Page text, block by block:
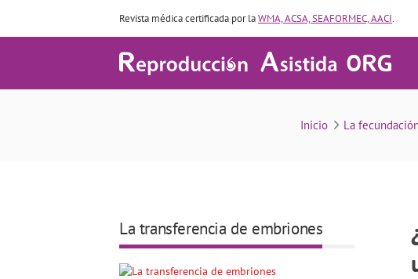
Revista médica certificada por laWMA, ACSA, SEAFORMEC, AACI.
¿Cuál es el destino de
Inicio La
La transferencia de embriones